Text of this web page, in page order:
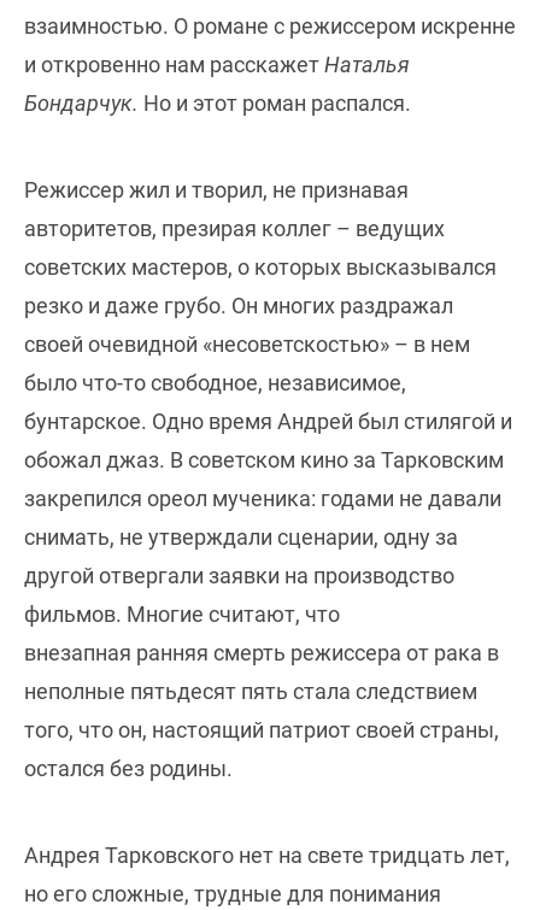
взаимностью. О романе с режиссером искренне
и откровенно нам расскажетНаталья
Бондарчук. Но и этот роман распался.
Режиссер жил и творил, не признавая
авторитетов, презирая коллег – ведущих
советских мастеров, о которых высказывался
резко и даже грубо. Он многих раздражал
своей очевидной «несоветскостью» – в нем
было что-то свободное, независимое,
бунтарское. Одно время Андрей был стилягой и
обожал джаз. В советском кино за Тарковским
закрепился ореол мученика: годами не давали
снимать, не утверждали сценарии, одну за
другой отвергали заявки на производство
фильмов. Многие считают, что
внезапная ранняя смерть режиссера от рака в
неполные пятьдесят пять стала следствием
того, что он, настоящий патриот своей страны,
остался без родины.
Андрея Тарковского нет на свете тридцать лет,
но его сложные, трудные для понимания